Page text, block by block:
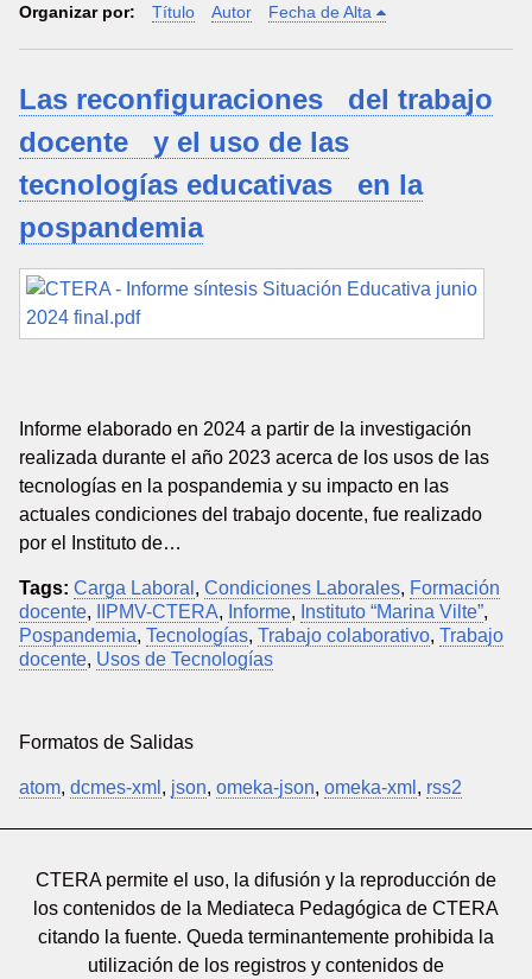
Organizar por: Título Autor Fecha de Alta
Las reconfiguraciones del trabajo
docente y el uso de las
tecnologías educativas en la
pospandemia
Informe elaborado en 2024 a partir de la investigación
realizada durante el año 2023 acerca de los usos de las
tecnologías en la pospandemia y su impacto en las
actuales condiciones del trabajo docente, fue realizado
por el Instituto de…
Tags: Carga Laboral , Condiciones Laborales, Formación
docente, IIPMV-CTERA, Informe, Instituto “Marina Vilte”,
Pospandemia, Tecnologías, Trabajo colaborativo, Trabajo
docente, Usos de Tecnologías
Formatos de Salidas
atom, dcmes-xml , json, omeka-json, omeka-xml , rss2
CTERA permite el uso, la difusión y la reproducción de
los contenidos de la Mediateca Pedagógica de CTERA
citando la fuente. Queda terminantemente prohibida la
utilización de los registros y contenidos de